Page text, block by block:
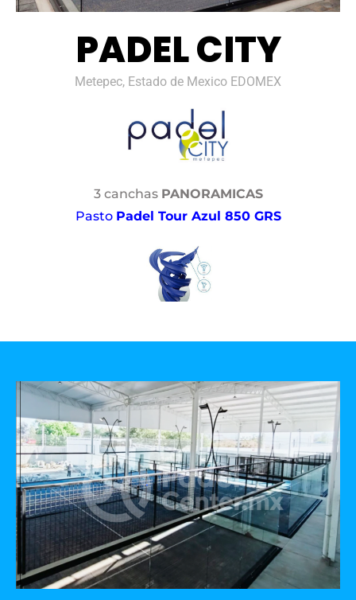
PADEL CITY
Metepec, Estado de Mexico EDOMEX
3 canchas PANORAMICAS
Pasto Padel Tour Azul 850 GRS